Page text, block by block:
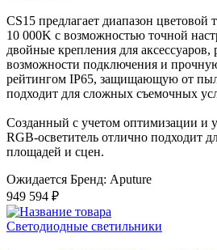
CS15 предлагает диапазон цветовой
10 000K с возможностью точной
двойные крепления для
возможности подключения и
рейтингом IP65, защищающую от
подходит для сложных съемочных
Созданный с учетом оптимизации и
RGB-осветитель отлично подходит
площадей и сцен.
Ожидается Бренд: Aputure
949 594 ₽
Светодиодные светильники